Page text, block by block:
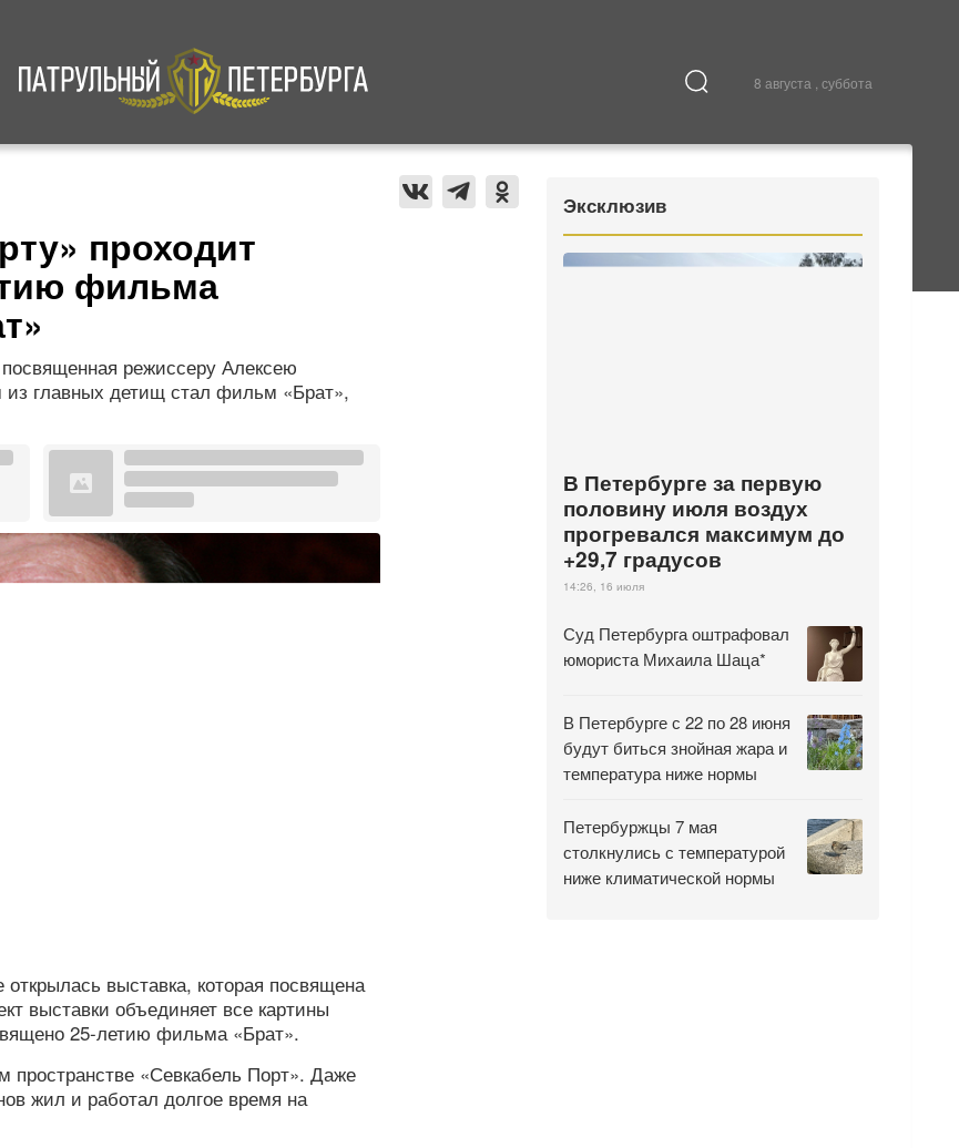
8 августа , суббота
Происшествия Культура
проходит
фильма
режиссеру Алексею
из главных детищ стал фильм «Брат»,
открылась выставка, которая посвящена
выставки объединяет все картины
25-летию фильма «Брат».
пространстве «Севкабель Порт». Даже
жил и работал долгое время на
Эксклюзив
В Петербурге за первую
половину июля воздух
прогревался максимум до
+29,7 градусов
14:26, 16 июля
Суд Петербурга оштрафовал
юмориста Михаила Шаца*
В Петербурге с 22 по 28 июня
будут биться знойная жара и
температура ниже нормы
Петербуржцы 7 мая
столкнулись с температурой
ниже климатической нормы